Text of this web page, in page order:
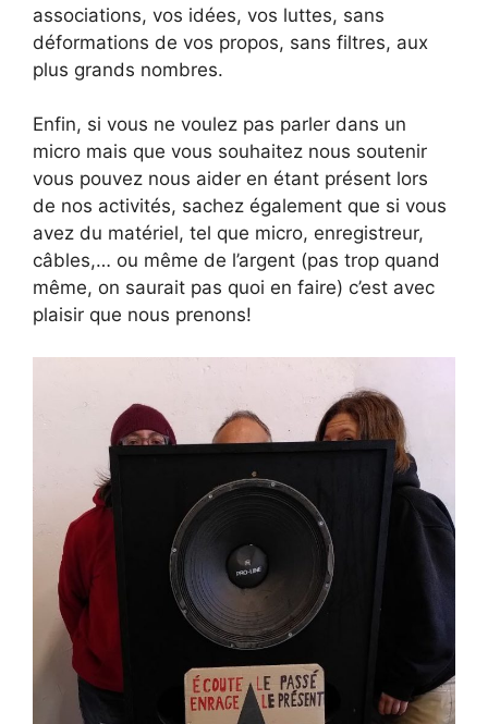
associations, vos idées, vos luttes, sans
déformations de vos propos, sans filtres, aux
plus grands nombres.
Enfin, si vous ne voulez pas parler dans un
micro mais que vous souhaitez nous soutenir
vous pouvez nous aider en étant présent lors
de nos activités, sachez également que si vous
avez du matériel, tel que micro, enregistreur,
câbles,… ou même de l’argent (pas trop quand
même, on saurait pas quoi en faire) c’est avec
plaisir que nous prenons!